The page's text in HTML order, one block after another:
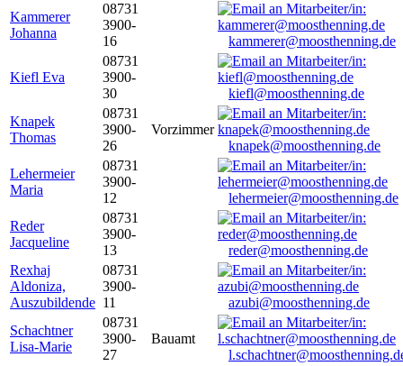
Kammerer
Johanna
08731
3900-
16
kammerer@moosthenning.de
Kiefl Eva
08731
3900-
30
kiefl@moosthenning.de
Knapek
Thomas
08731
3900-
26
Vorzimmer
knapek@moosthenning.de
Lehermeier
Maria
08731
3900-
12
lehermeier@moosthenning.de
Reder
Jacqueline
08731
3900-
13
reder@moosthenning.de
Rexhaj
Aldoniza,
Auszubildende
08731
3900-
11
azubi@moosthenning.de
Schachtner
Lisa-Marie
08731
3900-
27
Bauamt